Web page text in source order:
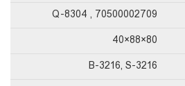
70500002709 , Q-8304
80×88×40
B-3216, S-3216